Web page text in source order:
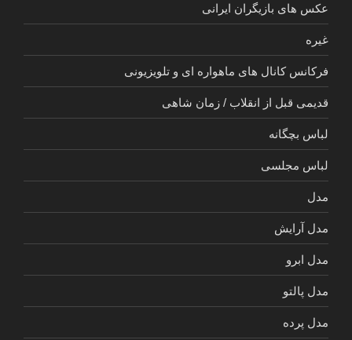
عکس های بازیگران ایرانی
غیره
فرکانس کانال های ماهواره ای و تلویزیونی
قدیمی قبل از انقلاب / زمان شاهی
لباس بچگانه
لباس مجلسی
مدل
مدل آرایش
مدل ابرو
مدل پالتو
مدل پرده